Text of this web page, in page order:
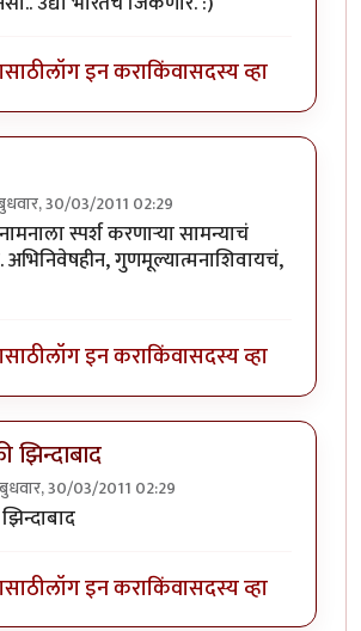
लॉग इन कराकिंवासदस्य व्हा
30/03/2011 02:29
स्पर्श करणाऱ्या सामन्याचं
गुणमूल्यात्मनाशिवायचं,
लॉग इन कराकिंवासदस्य व्हा
झिन्दाबाद
बुधवार, 30/03/2011 02:29
लॉग इन कराकिंवासदस्य व्हा